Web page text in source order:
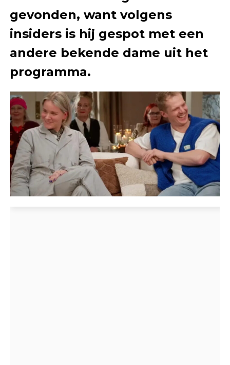
gevonden, want volgens
insiders is hij gespot met een
andere bekende dame uit het
programma.